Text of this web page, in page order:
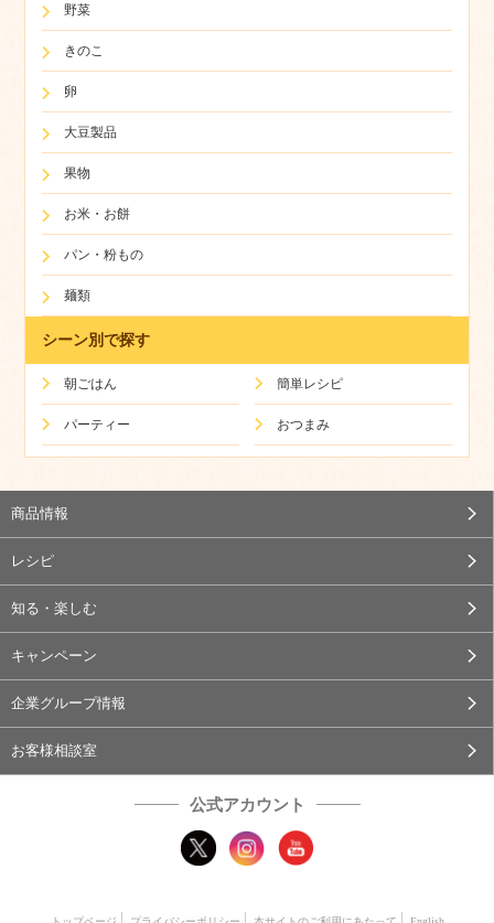
野菜
きのこ
卵
大豆製品
果物
お米・お餅
パン・粉もの
麺類
シーン別で探す
朝ごはん 簡単レシピ
パーティー おつまみ
商品情報
レシピ
知る・楽しむ
キャンペーン
企業グループ情報
お客様相談室
公式アカウント